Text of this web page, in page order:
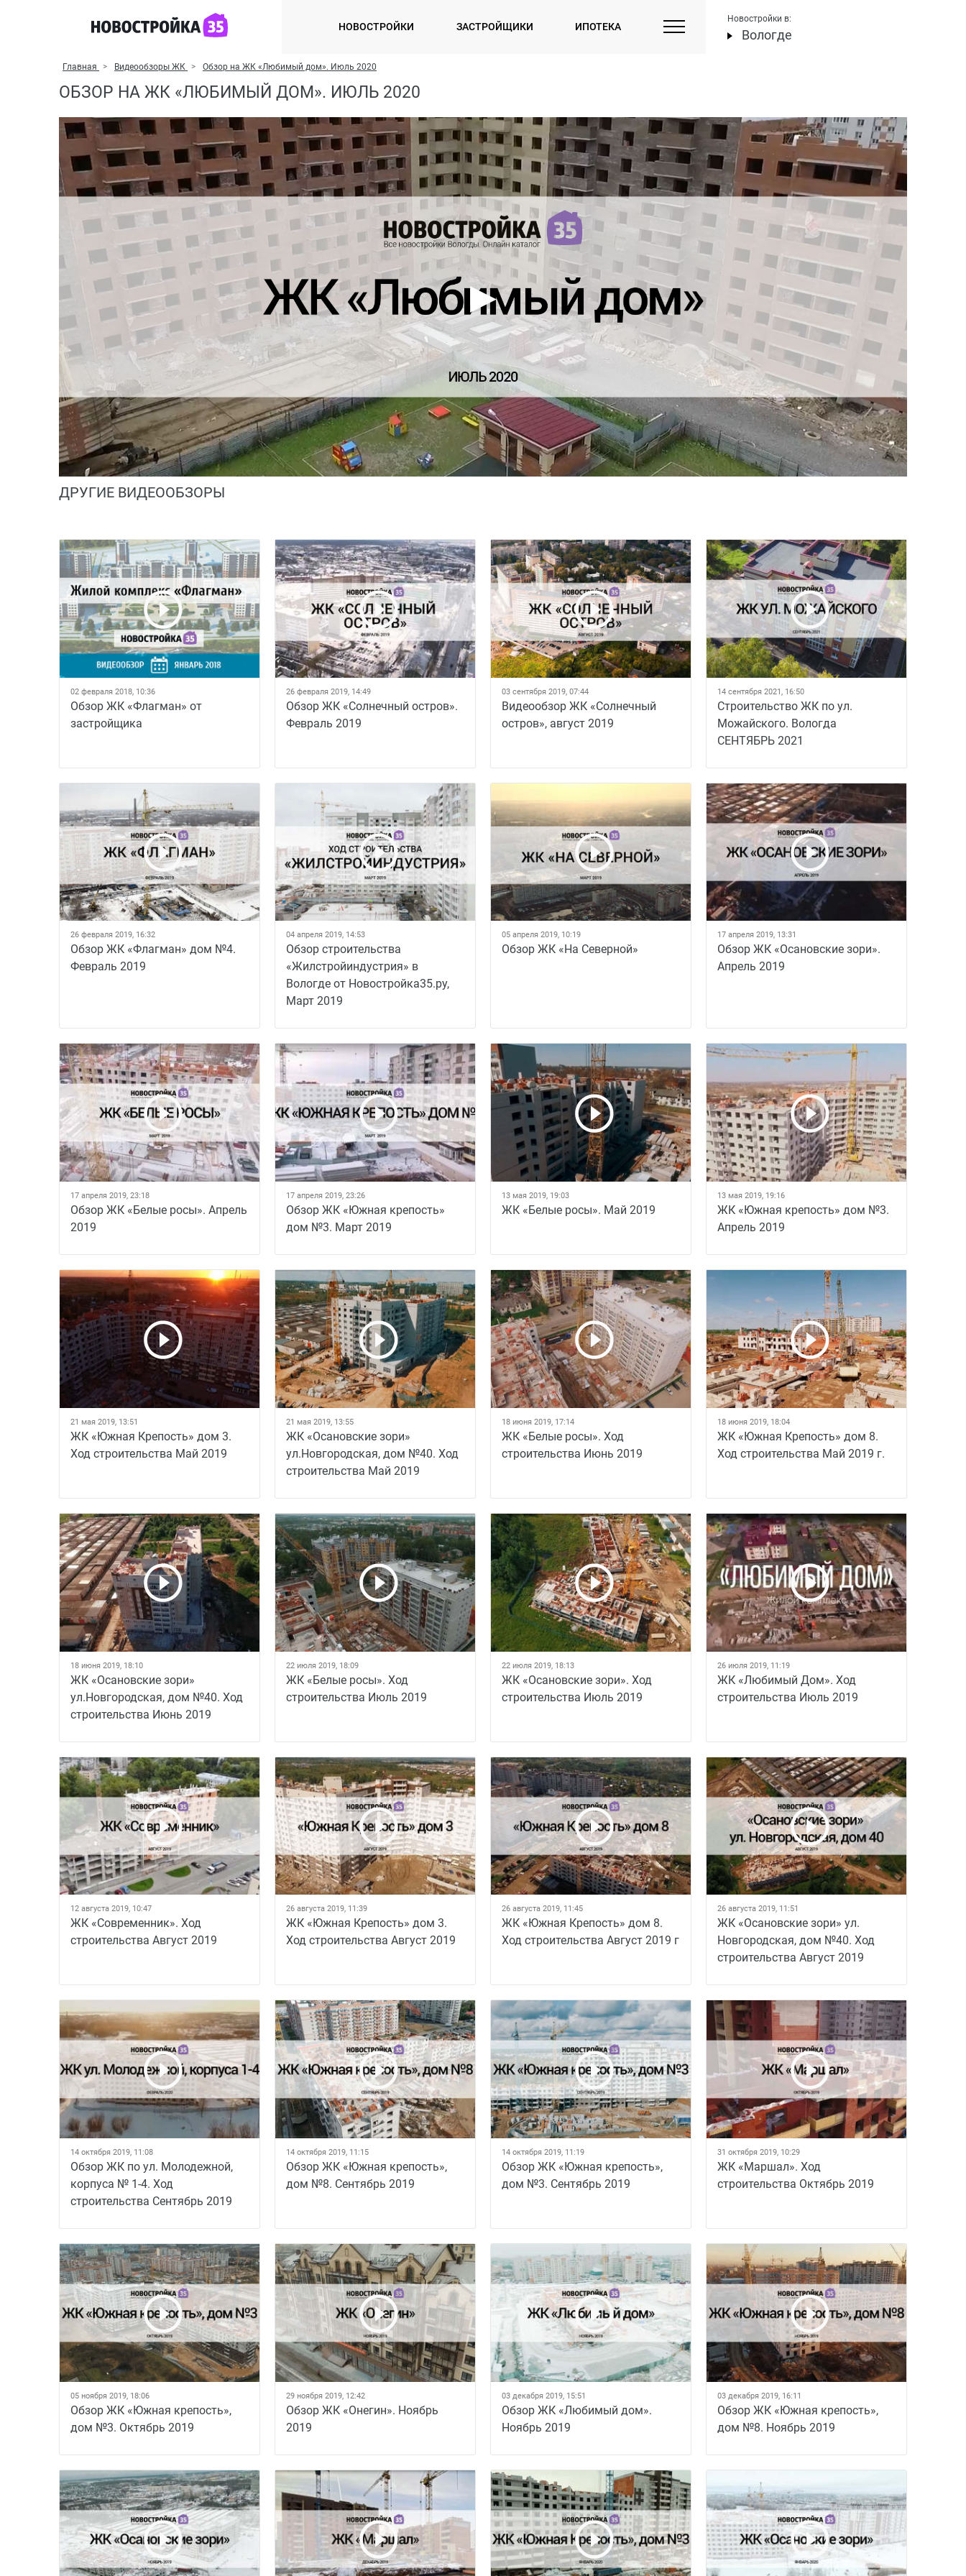
НОВОСТРОЙКИ ЗАСТРОЙЩИКИ ИПОТЕКА
Новостройки в:
Вологде
Главная Видеообзоры ЖК Обзор на ЖК «Любимый дом». Июль 2020
ОБЗОР НА ЖК «ЛЮБИМЫЙ ДОМ». ИЮЛЬ 2020
ДРУГИЕ ВИДЕООБЗОРЫ
02 февраля 2018, 10:36
Обзор ЖК «Флагман» от
застройщика
26 февраля 2019, 14:49
Обзор ЖК «Солнечный остров».
Февраль 2019
03 сентября 2019, 07:44
Видеообзор ЖК «Солнечный
остров», август 2019
14 сентября 2021, 16:50
Строительство ЖК по ул.
Можайского. Вологда
СЕНТЯБРЬ 2021
26 февраля 2019, 16:32
Обзор ЖК «Флагман» дом №4.
Февраль 2019
04 апреля 2019, 14:53
Обзор строительства
«Жилстройиндустрия» в
Вологде от Новостройка35.ру,
Март 2019
05 апреля 2019, 10:19
Обзор ЖК «На Северной»
17 апреля 2019, 13:31
Обзор ЖК «Осановские зори».
Апрель 2019
17 апреля 2019, 23:18
Обзор ЖК «Белые росы». Апрель
2019
17 апреля 2019, 23:26
Обзор ЖК «Южная крепость»
дом №3. Март 2019
13 мая 2019, 19:03
ЖК «Белые росы». Май 2019
13 мая 2019, 19:16
ЖК «Южная крепость» дом №3.
Апрель 2019
21 мая 2019, 13:51
ЖК «Южная Крепость» дом 3.
Ход строительства Май 2019
21 мая 2019, 13:55
ЖК «Осановские зори»
ул.Новгородская, дом №40. Ход
строительства Май 2019
18 июня 2019, 17:14
ЖК «Белые росы». Ход
строительства Июнь 2019
18 июня 2019, 18:04
ЖК «Южная Крепость» дом 8.
Ход строительства Май 2019 г.
18 июня 2019, 18:10
ЖК «Осановские зори»
ул.Новгородская, дом №40. Ход
строительства Июнь 2019
22 июля 2019, 18:09
ЖК «Белые росы». Ход
строительства Июль 2019
22 июля 2019, 18:13
ЖК «Осановские зори». Ход
строительства Июль 2019
26 июля 2019, 11:19
ЖК «Любимый Дом». Ход
строительства Июль 2019
12 августа 2019, 10:47
ЖК «Современник». Ход
строительства Август 2019
26 августа 2019, 11:39
ЖК «Южная Крепость» дом 3.
Ход строительства Август 2019
26 августа 2019, 11:45
ЖК «Южная Крепость» дом 8.
Ход строительства Август 2019 г
26 августа 2019, 11:51
ЖК «Осановские зори» ул.
Новгородская, дом №40. Ход
строительства Август 2019
14 октября 2019, 11:08
Обзор ЖК по ул. Молодежной,
корпуса № 1-4. Ход
строительства Сентябрь 2019
14 октября 2019, 11:15
Обзор ЖК «Южная крепость»,
дом №8. Сентябрь 2019
14 октября 2019, 11:19
Обзор ЖК «Южная крепость»,
дом №3. Сентябрь 2019
31 октября 2019, 10:29
ЖК «Маршал». Ход
строительства Октябрь 2019
05 ноября 2019, 18:06
Обзор ЖК «Южная крепость»,
дом №3. Октябрь 2019
29 ноября 2019, 12:42
Обзор ЖК «Онегин». Ноябрь
2019
03 декабря 2019, 15:51
Обзор ЖК «Любимый дом».
Ноябрь 2019
03 декабря 2019, 16:11
Обзор ЖК «Южная крепость»,
дом №8. Ноябрь 2019